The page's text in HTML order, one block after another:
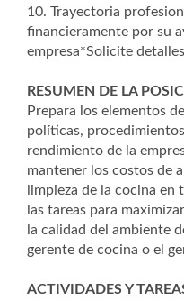
10. Trayectoria
financieramente por su
empresa*Solicite
RESUMEN DE LA
Prepara los elementos
políticas,
rendimiento de la
mantener los costos de
limpieza de la cocina en
las tareas para
la calidad del ambiente
gerente de cocina o el
ACTIVIDADES Y